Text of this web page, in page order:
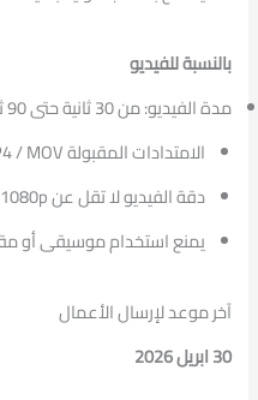
بالنسبة للفيديو
مدة الفيديو: من 30 ثانية حتى 90 ثانية
الامتدادات المقبولة MP4 / MOV
دقة الفيديو لا تقل عن 1080p
يمنع استخدام موسيقى أو
آخر موعد لإرسال الأعمال
30 ابريل 2026